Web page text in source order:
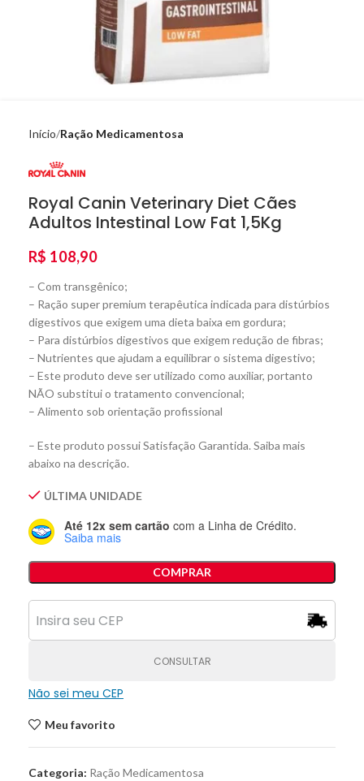
Início Ração Medicamentosa
Royal Canin Veterinary Diet Cães
Adultos Intestinal Low Fat 1,5Kg
R$ 108,90
– Com transgênico;
– Ração super premium terapêutica indicada para distúrbios
digestivos que exigem uma dieta baixa em gordura;
– Para distúrbios digestivos que exigem redução de fibras;
– Nutrientes que ajudam a equilibrar o sistema digestivo;
– Este produto deve ser utilizado como auxiliar, portanto
NÃO substitui o tratamento convencional;
– Alimento sob orientação profissional
– Este produto possui Satisfação Garantida. Saiba mais
abaixo na descrição.
ÚLTIMA UNIDADE
Até 12x sem cartão com a Linha de Crédito.
Saiba mais
COMPRAR
CONSULTAR
Não sei meu CEP
Meu favorito
Categoria: Ração Medicamentosa